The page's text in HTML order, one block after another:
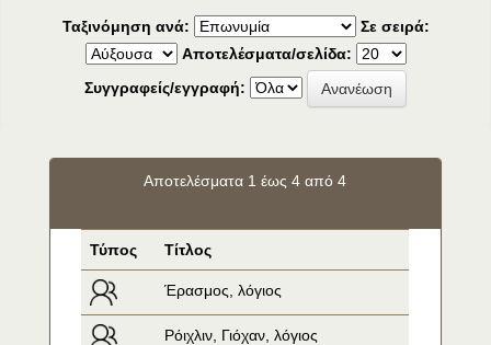
Ταξινόμηση ανά:
Σε σειρά:
Αποτελέσματα/σελίδα:
Συγγραφείς/εγγραφή:
Αποτελέσματα 1 έως 4 από 4
Τύπος Τίτλος
Έρασμος, λόγιος
Ρόιχλιν, Γιόχαν, λόγιος